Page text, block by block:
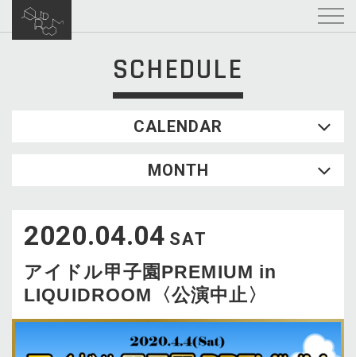
SCHEDULE
CALENDAR
WED
2
3 4 5
16
17 18 19 20 21
23
24 25 26 27
30
31
MONTH
2020.04.04 SAT
アイドル甲子園PREMIUM in
LIQUIDROOM〈公演中止〉